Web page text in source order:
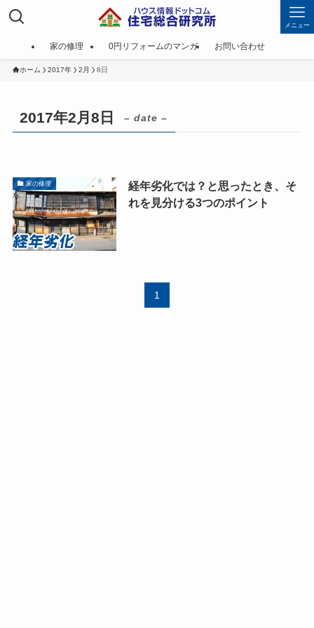
メニュー
家の修理 0円リフォームのマンガ お問い合わせ
ホーム 2017年 2月 8日
2017年2月8日 – date –
家の修理
経年劣化では？と思ったとき、そ
れを見分ける3つのポイント
1